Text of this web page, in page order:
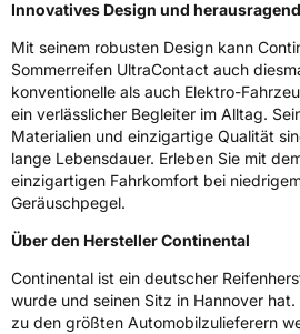
Zustand Neureifen
ElektroJa
EU Label
EffizienzB
NasshaftungA
Rollgeräusch (Klasse) B
Innovatives Design und
Mit seinem robusten Design kann
Sommerreifen UltraContact auch
konventionelle als auch Elektro-
ein verlässlicher Begleiter im Alltag.
Materialien und einzigartige Qualität
lange Lebensdauer. Erleben Sie mit
einzigartigen Fahrkomfort bei
Geräuschpegel.
Über den Hersteller Continental
Continental ist ein deutscher
wurde und seinen Sitz in Hannover
zu den größten Automobilzulieferern